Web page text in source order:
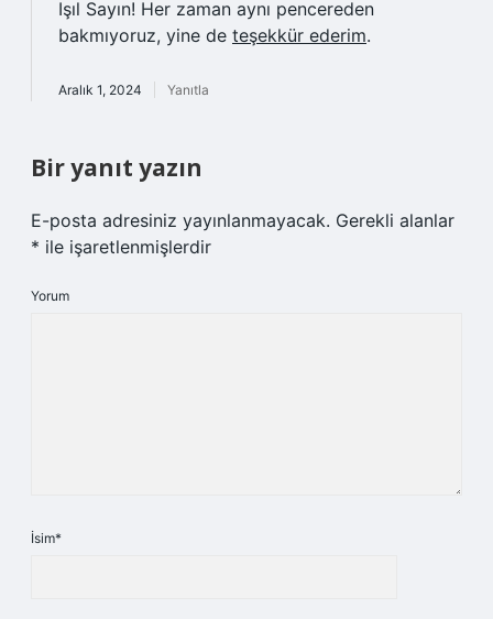
Işıl Sayın! Her zaman aynı pencereden
bakmıyoruz, yine de teşekkür ederim.
Aralık 1, 2024 Yanıtla
Bir yanıt yazın
E-posta adresiniz yayınlanmayacak. Gerekli alanlar
* ile işaretlenmişlerdir
Yorum
İsim*